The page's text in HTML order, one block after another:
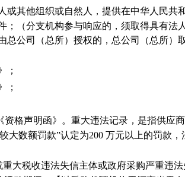
其他组织或自然人，提供在中华人民共
（分支机构参与响应的，须取得具有法
公司（总所）授权的，总公司（总所）
；
；
格声明函》。重大违法记录，是指供应
数额罚款”认定为200 万元以上的罚款
大税收违法失信主体或政府采购严重违